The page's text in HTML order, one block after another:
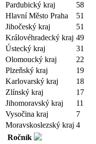
Pardubický kraj
58
Hlavní Město Praha
51
Jihočeský kraj
51
Královéhradecký kraj 49
Ústecký kraj
31
Olomoucký kraj
22
Plzeňský kraj
19
Karlovarský kraj
18
Zlínský kraj
17
Jihomoravský kraj
11
Vysočina kraj
7
Moravskoslezský kraj 4
Ročník